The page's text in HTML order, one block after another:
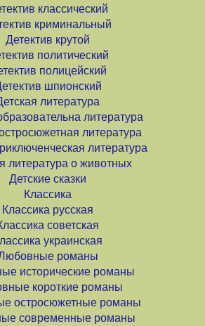
классический
криминальный
Детектив крутой
политический
полицейский
шпионский
литература
литература
литература
литература
литература о животных
Детские сказки
Классика
Классика русская
советская
украинская
романы
исторические романы
короткие романы
остросюжетные романы
современные романы